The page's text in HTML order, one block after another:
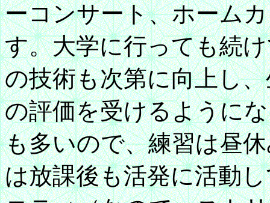
ーコンサート、ホーム
す。大学に行っても続
の技術も次第に向上し
の評価を受けるように
も多いので、練習は昼
は放課後も活発に活動